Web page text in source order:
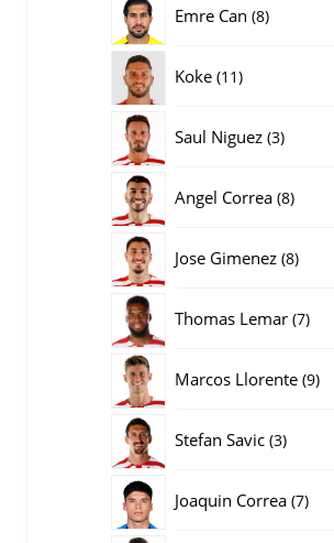
Emre Can 88
Koke 1111
Saul Niguez 33
Angel Correa 88
Jose Gimenez 88
Thomas Lemar 77
Marcos Llorente 99
Stefan Savic 33
Joaquin Correa 77